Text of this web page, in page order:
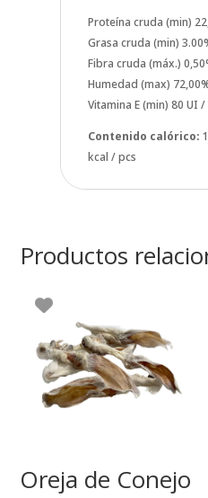
Proteína cruda (min)
Grasa cruda (min)
Fibra cruda (máx.)
Humedad (max)
Vitamina E (min) 80 UI
Contenido calórico:
kcal / pcs
Productos
Oreja de Conejo